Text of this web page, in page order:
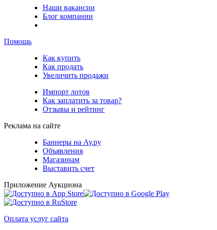
Наши вакансии
Блог компании
Помощь
Как купить
Как продать
Увеличить продажи
Импорт лотов
Как заплатить за товар?
Отзывы и рейтинг
Реклама на сайте
Баннеры на Ау.ру
Объявления
Магазинам
Выставить счет
Приложение Аукциона
Оплата услуг сайта